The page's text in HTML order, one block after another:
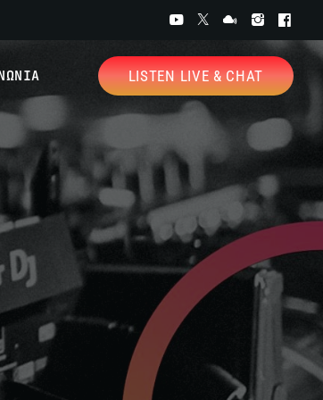
LISTEN LIVE & CHAT